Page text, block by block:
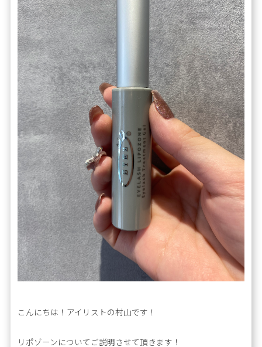
こんにちは！アイリストの村山です！
リポゾーンについてご説明させて頂きます！